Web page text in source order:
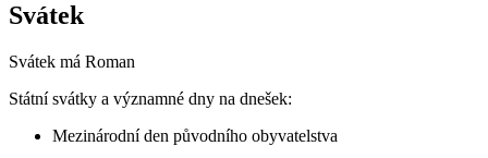
Svátek
Svátek má Roman
Státní svátky a významné dny na dnešek:
Mezinárodní den původního obyvatelstva